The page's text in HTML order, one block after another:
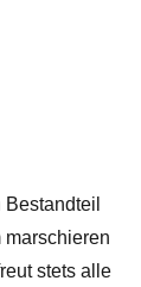
stets alle